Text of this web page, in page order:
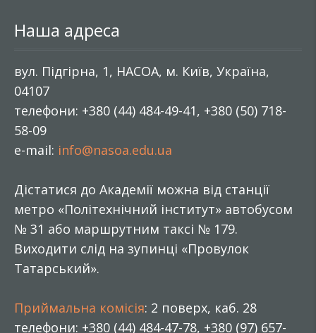
Наша адреса
вул. Підгірна, 1, НАСОА, м. Київ, Україна,
04107
телефони: +380 (44) 484-49-41, +380 (50) 718-
58-09
e-mail: info@nasoa.edu.ua
Дістатися до Академії можна від станції
метро «Політехнічний інститут» автобусом
№ 31 або маршрутним таксі № 179.
Виходити слід на зупинці «Провулок
Татарський».
Приймальна комісія: 2 поверх, каб. 28
телефони: +380 (44) 484-47-78, +380 (97) 657-